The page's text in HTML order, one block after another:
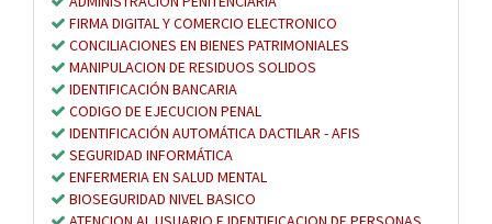
FIRMA DIGITAL Y COMERCIO ELECTRONICO
CONCILIACIONES EN BIENES PATRIMONIALES
MANIPULACION DE RESIDUOS SOLIDOS
IDENTIFICACIÓN BANCARIA
CODIGO DE EJECUCION PENAL
IDENTIFICACIÓN AUTOMÁTICA DACTILAR - AFIS
SEGURIDAD INFORMÁTICA
ENFERMERIA EN SALUD MENTAL
BIOSEGURIDAD NIVEL BASICO